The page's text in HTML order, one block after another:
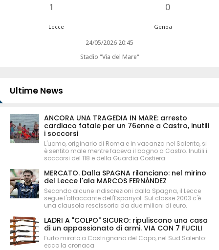
1 0
Lecce Genoa
24/05/2026 20:45
Stadio "Via del Mare"
Ultime News
ANCORA UNA TRAGEDIA IN MARE: arresto
cardiaco fatale per un 76enne a Castro, inutili
i soccorsi
L'uomo, originario di Roma e in vacanza nel Salento, si
è sentito male mentre faceva il bagno a Castro. Inutili i
soccorsi del 118 e della Guardia Costiera.
MERCATO. Dalla SPAGNA rilanciano: nel mirino
del Lecce l'ala MARCOS FERNÁNDEZ
Secondo alcune indiscrezioni dalla Spagna, il Lecce
segue l'attaccante dell'Espanyol. Sul classe 2003 c'è
una clausola rescissoria da due milioni di euro.
LADRI A "COLPO" SICURO: ripuliscono una casa
di un appassionato di armi. VIA CON 7 FUCILI
Furto mirato a Castrignano del Capo, nel Sud Salento:
ecco la cronaca